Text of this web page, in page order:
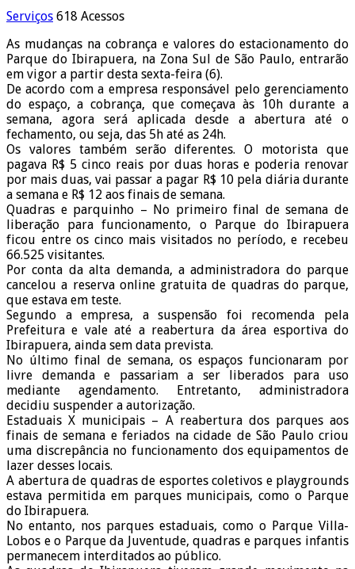
Serviços 618 Acessos
As mudanças na cobrança e valores do estacionamento do
Parque do Ibirapuera, na Zona Sul de São Paulo, entrarão
em vigor a partir desta sexta-feira (6).
De acordo com a empresa responsável pelo gerenciamento
do espaço, a cobrança, que começava às 10h durante a
semana, agora será aplicada desde a abertura até o
fechamento, ou seja, das 5h até as 24h.
Os valores também serão diferentes. O motorista que
pagava R$ 5 cinco reais por duas horas e poderia renovar
por mais duas, vai passar a pagar R$ 10 pela diária durante
a semana e R$ 12 aos finais de semana.
Quadras e parquinho – No primeiro final de semana de
liberação para funcionamento, o Parque do Ibirapuera
ficou entre os cinco mais visitados no período, e recebeu
66.525 visitantes.
Por conta da alta demanda, a administradora do parque
cancelou a reserva online gratuita de quadras do parque,
que estava em teste.
Segundo a empresa, a suspensão foi recomenda pela
Prefeitura e vale até a reabertura da área esportiva do
Ibirapuera, ainda sem data prevista.
No último final de semana, os espaços funcionaram por
livre demanda e passariam a ser liberados para uso
mediante agendamento. Entretanto, administradora
decidiu suspender a autorização.
Estaduais X municipais – A reabertura dos parques aos
finais de semana e feriados na cidade de São Paulo criou
uma discrepância no funcionamento dos equipamentos de
lazer desses locais.
A abertura de quadras de esportes coletivos e playgrounds
estava permitida em parques municipais, como o Parque
do Ibirapuera.
No entanto, nos parques estaduais, como o Parque Villa-
Lobos e o Parque da Juventude, quadras e parques infantis
permanecem interditados ao público.